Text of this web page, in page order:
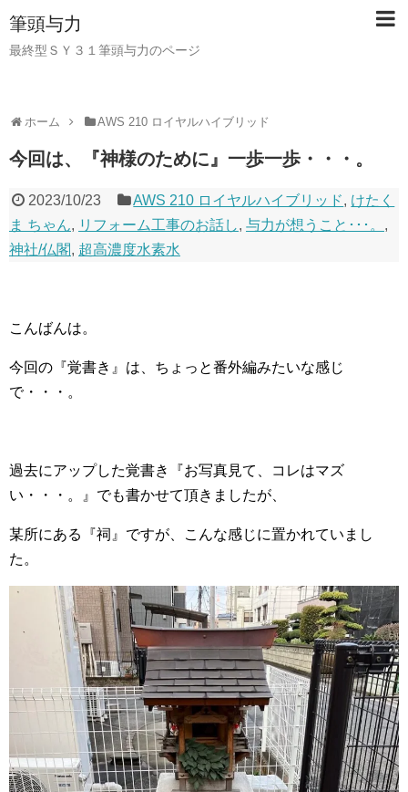
筆頭与力
最終型ＳＹ３１筆頭与力のページ
ホーム AWS 210 ロイヤルハイブリッド
今回は、『神様のために』一歩一歩・・・。
2023/10/23 AWS 210 ロイヤルハイブリッド, けたく
ま ちゃん, リフォーム工事のお話し, 与力が想うこと･･･。 ,
神社/仏閣, 超高濃度水素水
こんばんは。
今回の『覚書き』は、ちょっと番外編みたいな感じ
で・・・。
過去にアップした覚書き『お写真見て、コレはマズ
い・・・。』でも書かせて頂きましたが、
某所にある『祠』ですが、こんな感じに置かれていまし
た。